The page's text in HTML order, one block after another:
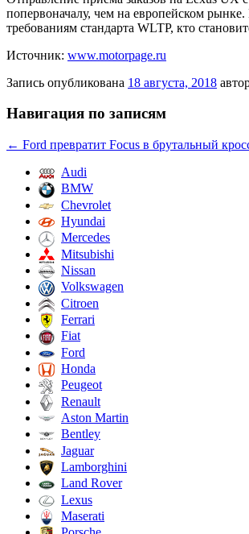
попервоначалу, чем на европейском
требованиям стандарта WLTP, кто
Источник: www.motorpage.ru
Запись опубликована 18 августа, 2018
Навигация по записям
← Ford превратит Focus в брутальный
Audi
BMW
Chevrolet
Hyundai
Mercedes
Mitsubishi
Nissan
Volkswagen
Citroen
Ferrari
Fiat
Ford
Honda
Peugeot
Renault
Aston Martin
Bentley
Jaguar
Lamborghini
Land Rover
Lexus
Maserati